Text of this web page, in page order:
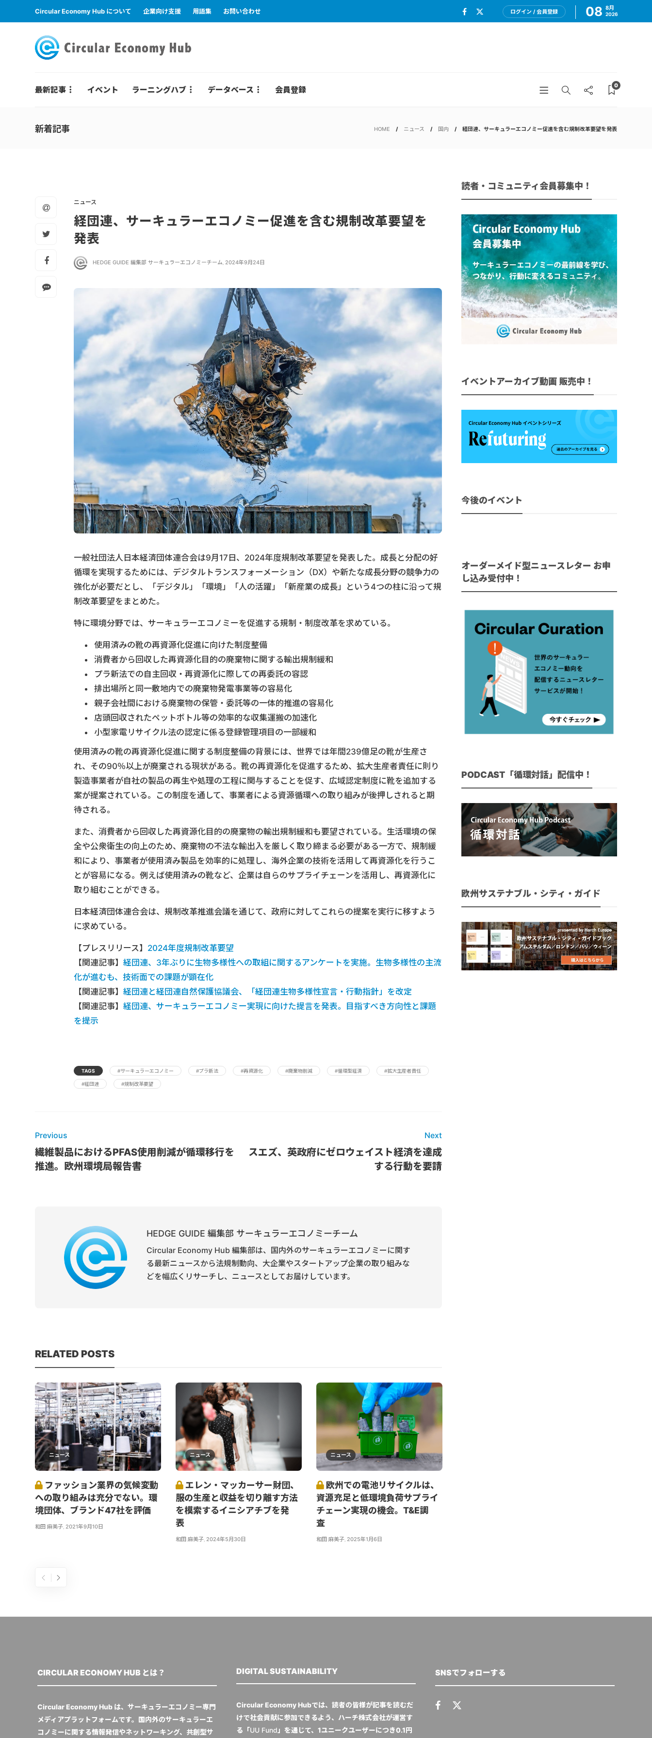
Circular Economy Hub について 企業向け支援 用語集 お問い合わせ ログイン / 会員登録 08 8月
2026
最新記事 イベント ラーニングハブ データベース 会員登録 0
新着記事 HOME ニュース 国内 経団連、サーキュラーエコノミー促進を含む規制改革要望を発表
ニュース
経団連、サーキュラーエコノミー促進を含む規制改革要望を
発表
HEDGE GUIDE 編集部 サーキュラーエコノミーチーム, 2024年9月24日
一般社団法人日本経済団体連合会は9月17日、2024年度規制改革要望を発表した。成長と分配の好
循環を実現するためには、デジタルトランスフォーメーション（DX）や新たな成長分野の競争力の
強化が必要だとし、「デジタル」「環境」「人の活躍」「新産業の成長」という4つの柱に沿って規
制改革要望をまとめた。
特に環境分野では、サーキュラーエコノミーを促進する規制・制度改革を求めている。
使用済みの靴の再資源化促進に向けた制度整備
消費者から回収した再資源化目的の廃棄物に関する輸出規制緩和
プラ新法での自主回収・再資源化に際しての再委託の容認
排出場所と同一敷地内での廃棄物発電事業等の容易化
親子会社間における廃棄物の保管・委託等の一体的推進の容易化
店頭回収されたペットボトル等の効率的な収集運搬の加速化
小型家電リサイクル法の認定に係る登録管理項目の一部緩和
使用済みの靴の再資源化促進に関する制度整備の背景には、世界では年間239億足の靴が生産さ
れ、その90％以上が廃棄される現状がある。靴の再資源化を促進するため、拡大生産者責任に則り
製造事業者が自社の製品の再生や処理の工程に関与することを促す、広域認定制度に靴を追加する
案が提案されている。この制度を通して、事業者による資源循環への取り組みが後押しされると期
待される。
また、消費者から回収した再資源化目的の廃棄物の輸出規制緩和も要望されている。生活環境の保
全や公衆衛生の向上のため、廃棄物の不法な輸出入を厳しく取り締まる必要がある一方で、規制緩
和により、事業者が使用済み製品を効率的に処理し、海外企業の技術を活用して再資源化を行うこ
とが容易になる。例えば使用済みの靴など、企業は自らのサプライチェーンを活用し、再資源化に
取り組むことができる。
日本経済団体連合会は、規制改革推進会議を通じて、政府に対してこれらの提案を実行に移すよう
に求めている。
【プレスリリース】 2024年度規制改革要望
【関連記事】 経団連、3年ぶりに生物多様性への取組に関するアンケートを実施。生物多様性の主流
化が進むも、技術面での課題が顕在化
【関連記事】 経団連と経団連自然保護協議会、「経団連生物多様性宣言・行動指針」を改定
【関連記事】 経団連、サーキュラーエコノミー実現に向けた提言を発表。目指すべき方向性と課題
を提示
TAGS #サーキュラーエコノミー #プラ新法 #再資源化 #廃棄物削減 #循環型経済 #拡大生産者責任
#経団連 #規制改革要望
Previous
繊維製品におけるPFAS使用削減が循環移行を
推進。欧州環境局報告書
Next
スエズ、英政府にゼロウェイスト経済を達成
する行動を要請
HEDGE GUIDE 編集部 サーキュラーエコノミーチーム
Circular Economy Hub 編集部は、国内外のサーキュラーエコノミーに関す
る最新ニュースから法規制動向、大企業やスタートアップ企業の取り組みな
どを幅広くリサーチし、ニュースとしてお届けしています。
RELATED POSTS
ニュース
ファッション業界の気候変動
への取り組みは充分でない。環
境団体、ブランド47社を評価
和田 麻美子 2021年9月10日
ニュース
エレン・マッカーサー財団、
服の生産と収益を切り離す方法
を模索するイニシアチブを発
表
和田 麻美子 2024年5月30日
ニュース
欧州での電池リサイクルは、
資源充足と低環境負荷サプライ
チェーン実現の機会。T&E調
査
和田 麻美子 2025年1月6日
読者・コミュニティ会員募集中！
イベントアーカイブ動画 販売中！
今後のイベント
オーダーメイド型ニュースレター お申
し込み受付中！
PODCAST「循環対話」配信中！
欧州サステナブル・シティ・ガイド
CIRCULAR ECONOMY HUB とは？
Circular Economy Hub は、サーキュラーエコノミー専門
メディアプラットフォームです。国内外のサーキュラーエ
コノミーに関する情報発信やネットワーキング、共創型サ
DIGITAL SUSTAINABILITY
Circular Economy Hubでは、読者の皆様が記事を読むだ
けで社会貢献に参加できるよう、ハーチ株式会社が運営す
る「UU Fund 」を通じて、1ユニークユーザーにつき0.1円
SNSでフォローする